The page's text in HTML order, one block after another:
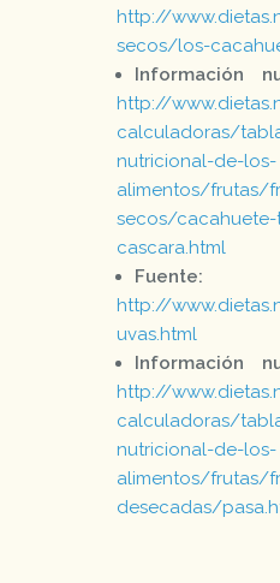
http://
secos/los-
Información
http://
calculadoras/
nutricional-de-los-
alimentos/frutas/
secos/
cascara.html
Fuente:
http://
uvas.html
Información
http://
calculadoras/
nutricional-de-los-
alimentos/frutas/
desecadas/